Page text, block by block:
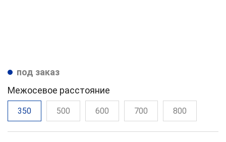
под заказ
Межосевое расстояние
350 500 600 700 800